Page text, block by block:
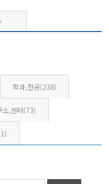
학과,전공(238)
소,센터(73)